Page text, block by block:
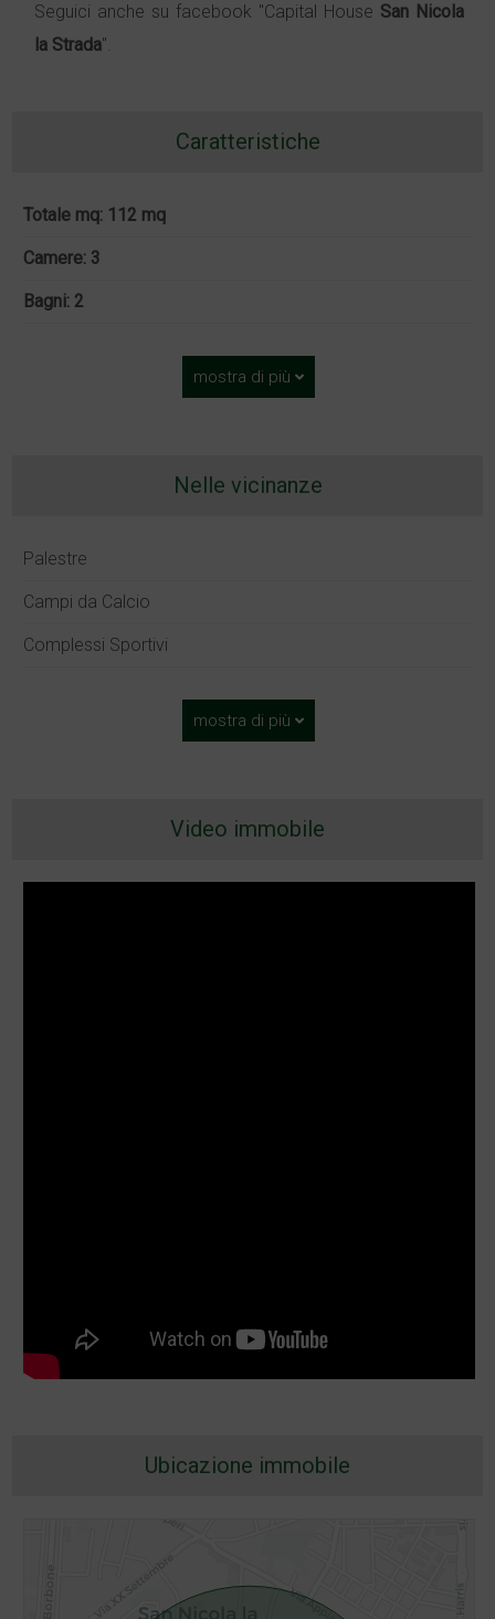
Seguici anche su facebook "Capital House San Nicola
la Strada".
Caratteristiche
Totale mq: 112 mq
Camere: 3
Bagni: 2
mostra di più
Nelle vicinanze
Palestre
Campi da Calcio
Complessi Sportivi
mostra di più
Video immobile
Ubicazione immobile